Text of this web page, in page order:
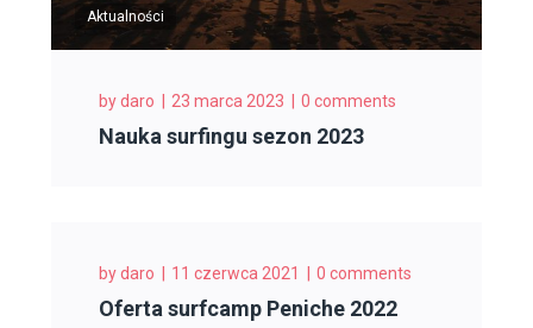
Aktualności
bydaro 23 marca 2023 0 comments
Nauka surfingu sezon 2023
bydaro 11 czerwca 2021 0 comments
Oferta surfcamp Peniche 2022